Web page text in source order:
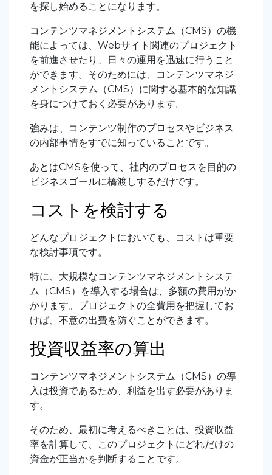
を探し始めることになります。
コンテンツマネジメントシステム（CMS）の機
能によっては、Webサイト関連のプロジェクト
を前進させたり、日々の運用を迅速に行うこと
ができます。そのためには、コンテンツマネジ
メントシステム（CMS）に関する基本的な知識
を身につけておく必要があります。
強みは、コンテンツ制作のプロセスやビジネス
の内部事情をすでに知っていることです。
あとはCMSを使って、社内のプロセスを目的の
ビジネスゴールに橋渡しするだけです。
コストを検討する
どんなプロジェクトにおいても、コストは重要
な検討事項です。
特に、大規模なコンテンツマネジメントシステ
ム（CMS）を導入する場合は、多額の費用がか
かります。プロジェクトの全費用を把握してお
けば、不意の出費を防ぐことができます。
投資収益率の算出
コンテンツマネジメントシステム（CMS）の導
入は投資であるため、利益を出す必要がありま
す。
そのため、最初に考えるべきことは、投資収益
率を計算して、このプロジェクトにどれだけの
資金が正当かを判断することです。